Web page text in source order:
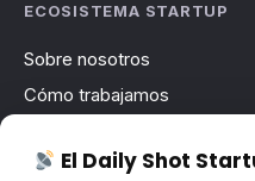
ECOSISTEMA STARTUP
Sobre nosotros
Cómo trabajamos
Contacto
El Daily Shot